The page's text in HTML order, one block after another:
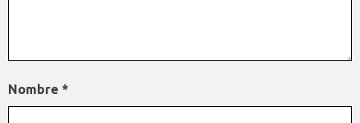
Nombre *